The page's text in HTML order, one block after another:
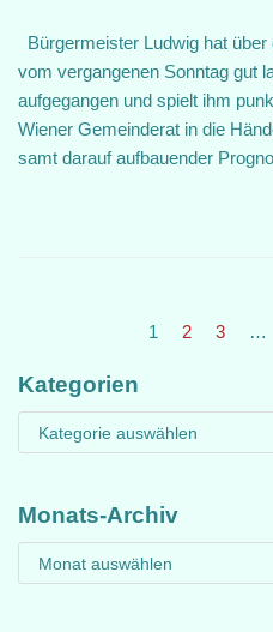
Bürgermeister Ludwig hat
vom vergangenen Sonntag gut
aufgegangen und spielt ihm
Wiener Gemeinderat in die
samt darauf aufbauender
1 2 3 …
Kategorien
Monats-Archiv